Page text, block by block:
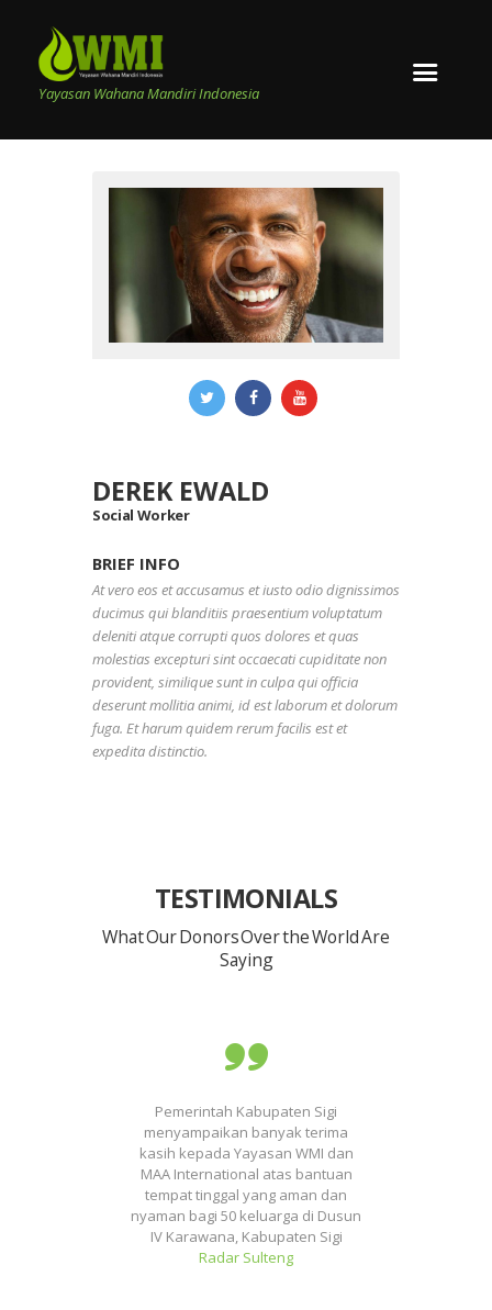
Yayasan Wahana Mandiri Indonesia
DEREK EWALD
Social Worker
BRIEF INFO
At vero eos et accusamus et iusto odio dignissimos
ducimus qui blanditiis praesentium voluptatum
deleniti atque corrupti quos dolores et quas
molestias excepturi sint occaecati cupiditate non
provident, similique sunt in culpa qui officia
deserunt mollitia animi, id est laborum et dolorum
fuga. Et harum quidem rerum facilis est et
expedita distinctio.
TESTIMONIALS
What Our Donors Over the World Are
Saying
Pemerintah Kabupaten Sigi
menyampaikan banyak terima
kasih kepada Yayasan WMI dan
MAA International atas bantuan
tempat tinggal yang aman dan
nyaman bagi 50 keluarga di Dusun
IV Karawana, Kabupaten Sigi
Radar Sulteng